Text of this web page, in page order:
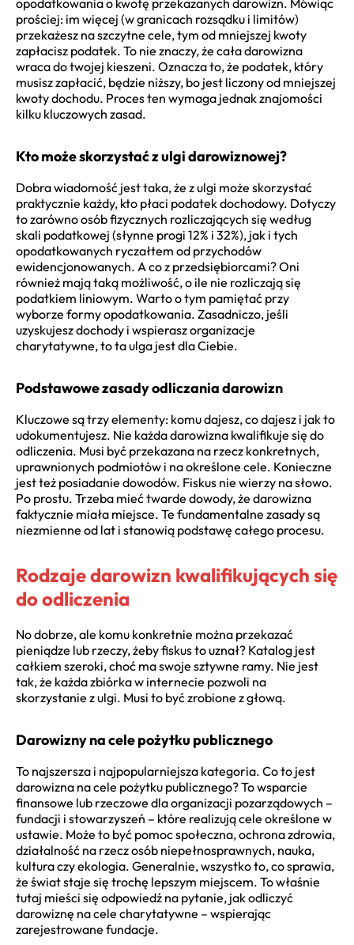
prościej: im więcej (w granicach rozsądku i limitów)
przekażesz na szczytne cele, tym od mniejszej kwoty
zapłacisz podatek. To nie znaczy, że cała darowizna
wraca do twojej kieszeni. Oznacza to, że podatek, który
musisz zapłacić, będzie niższy, bo jest liczony od mniejszej
kwoty dochodu. Proces ten wymaga jednak znajomości
kilku kluczowych zasad.
Kto może skorzystać z ulgi darowiznowej?
Dobra wiadomość jest taka, że z ulgi może skorzystać
praktycznie każdy, kto płaci podatek dochodowy. Dotyczy
to zarówno osób fizycznych rozliczających się według
skali podatkowej (słynne progi 12% i 32%), jak i tych
opodatkowanych ryczałtem od przychodów
ewidencjonowanych. A co z przedsiębiorcami? Oni
również mają taką możliwość, o ile nie rozliczają się
podatkiem liniowym. Warto o tym pamiętać przy
wyborze formy opodatkowania. Zasadniczo, jeśli
uzyskujesz dochody i wspierasz organizacje
charytatywne, to ta ulga jest dla Ciebie.
Podstawowe zasady odliczania darowizn
Kluczowe są trzy elementy: komu dajesz, co dajesz i jak to
udokumentujesz. Nie każda darowizna kwalifikuje się do
odliczenia. Musi być przekazana na rzecz konkretnych,
uprawnionych podmiotów i na określone cele. Konieczne
jest też posiadanie dowodów. Fiskus nie wierzy na słowo.
Po prostu. Trzeba mieć twarde dowody, że darowizna
faktycznie miała miejsce. Te fundamentalne zasady są
niezmienne od lat i stanowią podstawę całego procesu.
Rodzaje darowizn kwalifikujących się
do odliczenia
No dobrze, ale komu konkretnie można przekazać
pieniądze lub rzeczy, żeby fiskus to uznał? Katalog jest
całkiem szeroki, choć ma swoje sztywne ramy. Nie jest
tak, że każda zbiórka w internecie pozwoli na
skorzystanie z ulgi. Musi to być zrobione z głową.
Darowizny na cele pożytku publicznego
To najszersza i najpopularniejsza kategoria. Co to jest
darowizna na cele pożytku publicznego? To wsparcie
finansowe lub rzeczowe dla organizacji pozarządowych –
fundacji i stowarzyszeń – które realizują cele określone w
ustawie. Może to być pomoc społeczna, ochrona zdrowia,
działalność na rzecz osób niepełnosprawnych, nauka,
kultura czy ekologia. Generalnie, wszystko to, co sprawia,
że świat staje się trochę lepszym miejscem. To właśnie
tutaj mieści się odpowiedź na pytanie, jak odliczyć
darowiznę na cele charytatywne – wspierając
zarejestrowane fundacje.